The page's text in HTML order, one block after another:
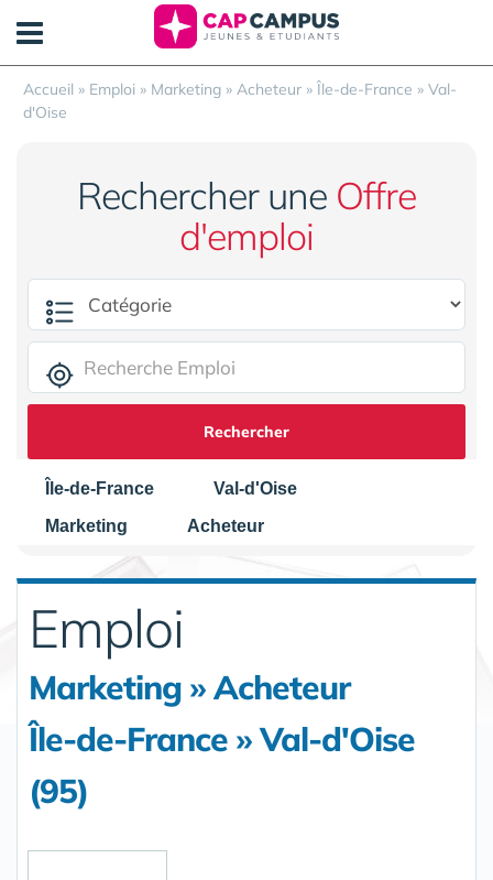
Accueil » Emploi » Marketing » Acheteur » Île-de-France » Val-
d'Oise
Rechercher une Offre
d'emploi
Rechercher
Île-de-France
Val-d'Oise
Marketing
Acheteur
Emploi
Marketing » Acheteur
Île-de-France » Val-d'Oise
(95)
Panneau de gestion des cookies